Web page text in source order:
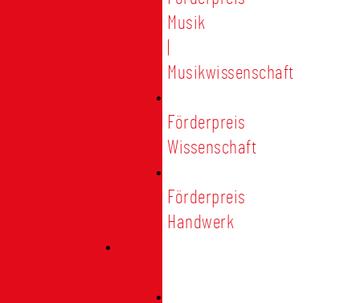
Musik
Musikwissenschaft
Förderpreis
Wissenschaft
Förderpreis
Handwerk